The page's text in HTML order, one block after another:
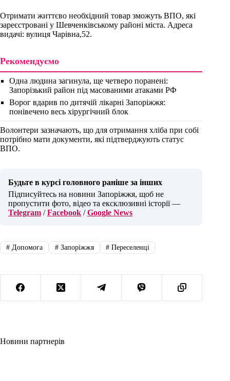
Отримати життєво необхідний товар зможуть ВПО, які
зареєстровані у Шевченківському районі міста. Адреса
видачі: вулиця Чарівна,52.
Рекомендуємо
Одна людина загинула, ще четверо поранені:
Запорізький район під масованими атаками РФ
Ворог вдарив по дитячій лікарні Запоріжжя:
понівечено весь хірургічний блок
Волонтери зазначають, що для отримання хліба при собі
потрібно мати документи, які підтверджують статус
ВПО.
Будьте в курсі головного раніше за інших
Підписуйтесь на новини Запоріжжя, щоб не
пропустити фото, відео та ексклюзивні історії —
Telegram /Facebook /Google News
#Допомога #Запоріжжя # Переселенці
Новини партнерів